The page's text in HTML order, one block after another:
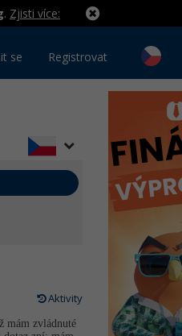
. Zjisti více:
se Registrovat
Aktivity
mám zvládnuté